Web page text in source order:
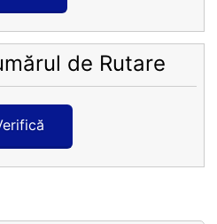
de Rutare